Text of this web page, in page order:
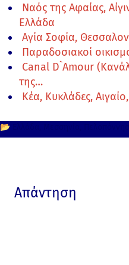
Ναός της Αφαίας,
Ελλάδα
Αγία Σοφία,
Παραδοσιακοί
Canal D`Amour
της…
Κέα, Κυκλάδες,
📂
Απάντηση